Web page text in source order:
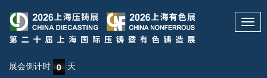
展会倒计时 0 天